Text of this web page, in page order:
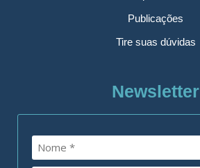
Publicações
Tire suas dúvidas
Newsletter